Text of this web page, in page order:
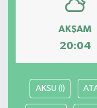
AKŞAM
20:04
AKSU (I)